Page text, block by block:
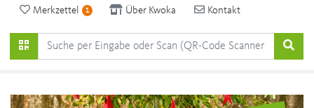
Merkzettel
1 Über Kwoka Kontakt